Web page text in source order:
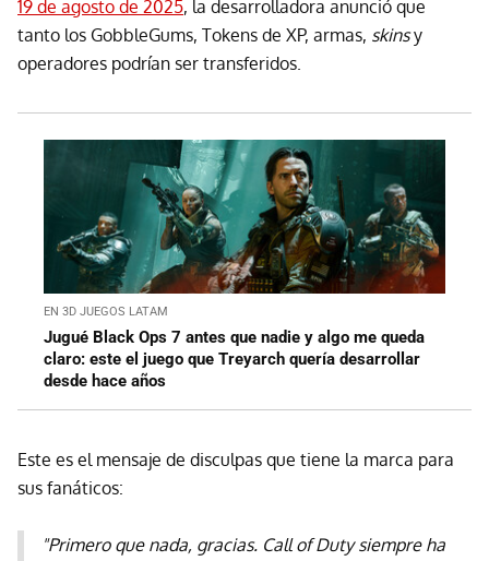
19 de agosto de 2025, la desarrolladora anunció que
tanto los GobbleGums, Tokens de XP, armas, skinsy
operadores podrían ser transferidos.
EN 3D JUEGOS LATAM
Jugué Black Ops 7 antes que nadie y algo me queda
claro: este el juego que Treyarch quería desarrollar
desde hace años
Este es el mensaje de disculpas que tiene la marca para
sus fanáticos:
"Primero que nada, gracias. Call of Duty siempre ha